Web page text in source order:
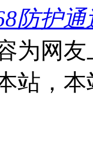
防护
为网
站，